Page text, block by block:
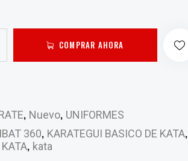
COMPRAR AHORA
, Nuevo, UNIFORMES
360, KARATEGUI BASICO DE KATA,
, kata